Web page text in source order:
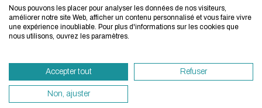
d'une démarche forte d'écoconception.
besoins énergétiques nécessaires à votre
vous pouvez le parcourir dans son Mode
sollicitera très peu nos serveurs et vous
Nos campus
Michel
Serres (Lyon-
Ecully-Lyon
Wangari
Maathai
(Saint-
Etienne)
Accès rapides
Règlement
commun des
bibliothèques
Nous pouvons les placer pour analyser les données de nos visiteurs,
améliorer notre site Web, afficher un contenu personnalisé et vous faire vivre
une expérience inoubliable. Pour plus d'informations sur les cookies que
nous utilisons, ouvrez les paramètres.
Accepter tout Refuser
Non, ajuster